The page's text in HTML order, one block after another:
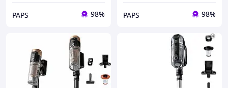
PAPS 98% PAPS 98%